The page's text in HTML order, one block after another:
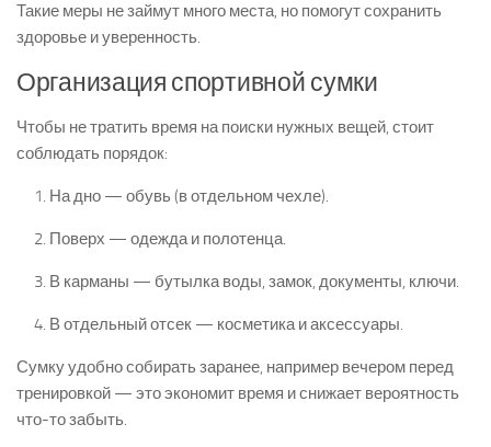
Такие меры не займут много места, но помогут сохранить
здоровье и уверенность.
Организация спортивной сумки
Чтобы не тратить время на поиски нужных вещей, стоит
соблюдать порядок:
На дно — обувь (в отдельном чехле).
Поверх — одежда и полотенца.
В карманы — бутылка воды, замок, документы, ключи.
В отдельный отсек — косметика и аксессуары.
Сумку удобно собирать заранее, например вечером перед
тренировкой — это экономит время и снижает вероятность
что-то забыть.